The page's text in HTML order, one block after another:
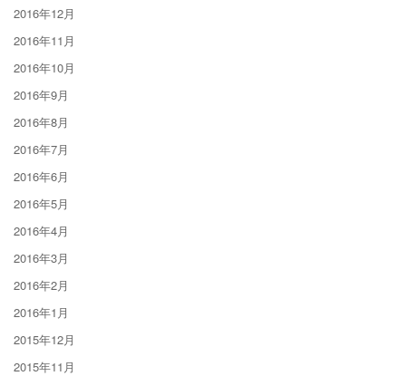
2016年12月
2016年11月
2016年10月
2016年9月
2016年8月
2016年7月
2016年6月
2016年5月
2016年4月
2016年3月
2016年2月
2016年1月
2015年12月
2015年11月